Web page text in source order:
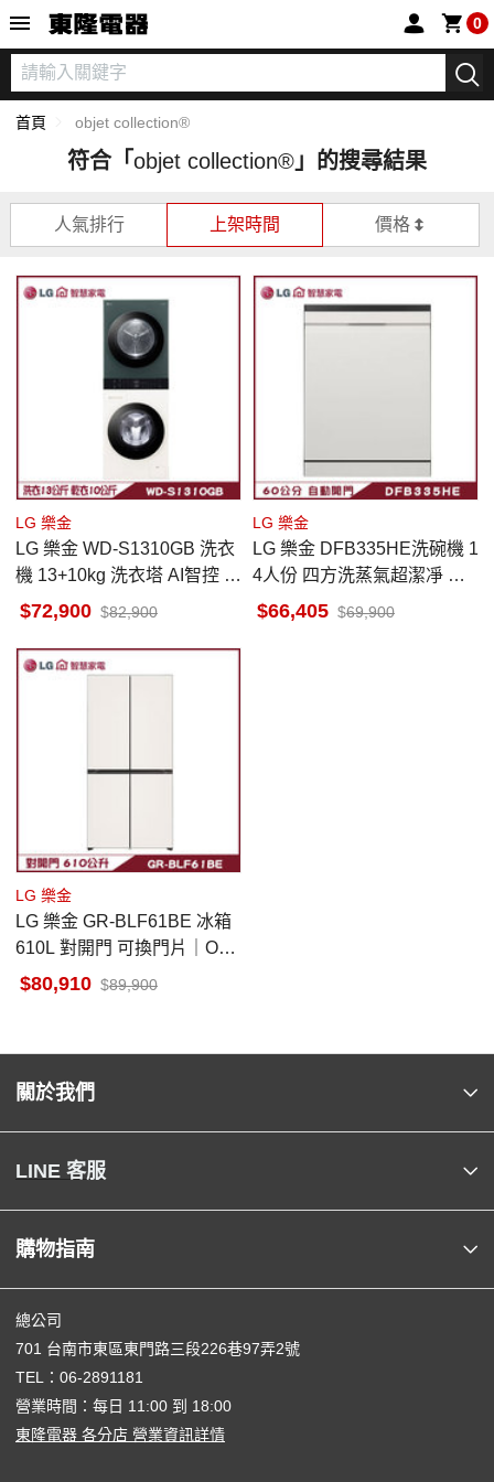
0
首頁 objet collection®
符合「objet collection® 」的搜尋結果
人氣排行 上架時間 價格
LG 樂金
LG 樂金 WD-S1310GB 洗衣
機 13+10kg 洗衣塔 AI智控 O
bjetCollection
72,900 82,900
LG 樂金
LG 樂金 DFB335HE洗碗機 1
4人份 四方洗蒸氣超潔凈 自
動開門 ObjetCollection
66,405 69,900
LG 樂金
LG 樂金 GR-BLF61BE 冰箱
610L 對開門 可換門片｜Obj
et Collection®
80,910 89,900
關於我們
LINE 客服
購物指南
總公司
701 台南市東區東門路三段226巷97弄2號
TEL： 06-2891181
營業時間：每日 11:00 到 18:00
東隆電器 各分店 營業資訊詳情